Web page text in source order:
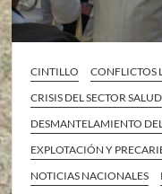
CINTILLO
CONFLICTOS
CRISIS DEL SECTOR SALUD
DESMANTELAMIENTO
EXPLOTACIÓN Y
NOTICIAS NACIONALES